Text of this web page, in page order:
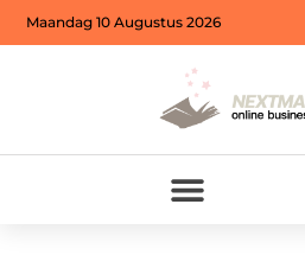
Maandag 10 Augustus 2026